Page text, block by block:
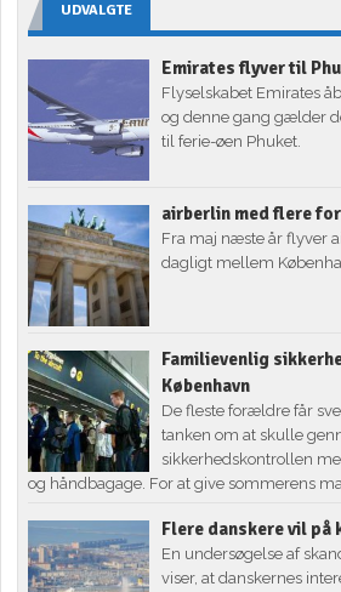
UDVALGTE
Emirates flyver til
Flyselskabet Emirates
og denne gang gælder
til ferie-øen Phuket.
airberlin med flere
Fra maj næste år flyver
dagligt mellem
Familievenlig
København
De fleste forældre får
tanken om at skulle
sikkerhedskontrollen
og håndbagage. For at give sommerens
Flere danskere vil
En undersøgelse af
viser, at danskernes